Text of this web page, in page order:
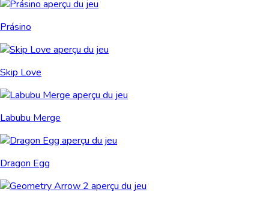
Prásino
Skip Love
Labubu Merge
Dragon Egg